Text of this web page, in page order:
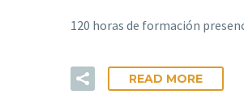
120 horas de formación
READ MORE